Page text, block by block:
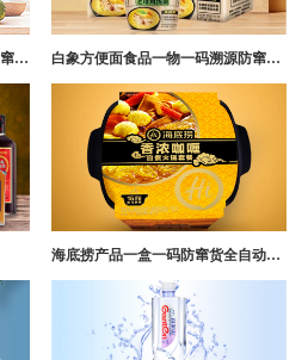
天娇-柔丫纸尿裤一物一码防伪防窜货追溯系统案例 白象方便面食品一物一码溯源防窜货解决方案
海底捞产品一盒一码防窜货全自动产线追溯方案